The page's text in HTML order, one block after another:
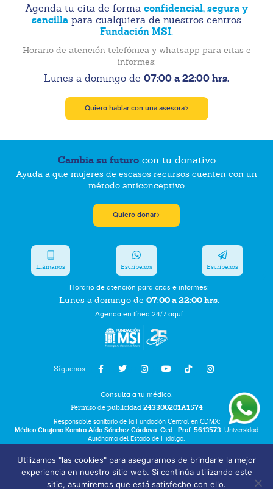
Agenda tu cita de forma confidencial, segura y
sencilla para cualquiera de nuestros centros
Fundación MSI.
Horario de atención telefónica y whatsapp para citas e
informes:
Lunes a domingo de 07:00 a 22:00 hrs.
Quiero hablar con una asesora
Cambia su futurocon tu donativo
Ayuda a que mujeres de escasos recursos cuenten con un
método anticonceptivo
Quiero donar
Síguenos:
Horario de atención para citas e informes:
Lunes a domingo de 07:00 a 22:00 hrs.
Agenda en línea 24/7 aquí
Llámanos Escríbenos Escríbenos
Consulta a tu médico.
Permiso de publicidad 243300201A1574
Responsable sanitario de la Fundación Central en CDMX:
Médico Cirujano Kamira Aída Sánchez Córdova. Ced . Prof. 5613573. Universidad
Autónoma del Estado de Hidalgo.
Términos y Condiciones
Bolsa de Trabajo
Utilizamos "las cookies" para asegurarnos de brindarle la mejor
experiencia en nuestro sitio web. Si continúa utilizando este
sitio, asumiremos que está satisfecho con ello.